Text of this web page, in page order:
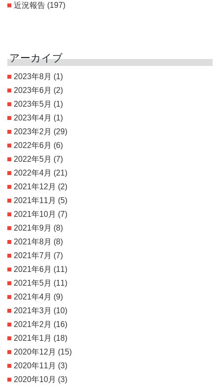
近況報告 (197)
アーカイブ
2023年8月 (1)
2023年6月 (2)
2023年5月 (1)
2023年4月 (1)
2023年2月 (29)
2022年6月 (6)
2022年5月 (7)
2022年4月 (21)
2021年12月 (2)
2021年11月 (5)
2021年10月 (7)
2021年9月 (8)
2021年8月 (8)
2021年7月 (7)
2021年6月 (11)
2021年5月 (11)
2021年4月 (9)
2021年3月 (10)
2021年2月 (16)
2021年1月 (18)
2020年12月 (15)
2020年11月 (3)
2020年10月 (3)